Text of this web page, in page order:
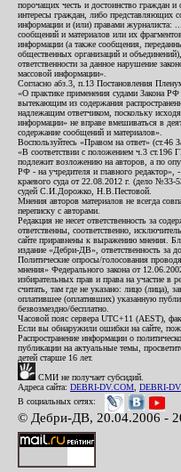
порочащих честь и достоинство граждан
интересы граждан, либо представляющих
информации и (или) правами журналиста:
сообщений и материалов или их
информации (а также сообщения,
общественных организаций и
ответственности за данное нарушение
массовой информации».
Согласно абз.3, п.13 Постановления
«О практике применения судами Закона
вытекающим из содержания
надлежащим ответчиком, поскольку
информации» не вправе вмешиваться в
содержание сообщений и материалов».
Воспользуйтесь «Правом на ответ»
«В соответствии с положением ч.3 ст.196
подлежит возложению на авторов, а по
РФ - на учредителя и главного редактор»,
краевого суда от 22.08.2012 г. (дело №33-
судей С.И.Дорожко, Н.В.Пестовой.
Мнения авторов материалов не всегда
переписку с авторами.
Редакция не несет ответственность за
ответственны, соответственно,
сайте приравнены к выражению мнения.
издание «Дебри-ДВ», ответственность за
Политические опросы/голосования
мнения» Федерального закона от
избирательных прав и права на участие в
считать, там где не указано: лицо (лица),
оплатившее (оплативших) указанную
безвозмездно/бесплатно.
Часовой пояс сервера UTC+11 (AEST),
Если вы обнаружили ошибки на сайте,
Распространение информации о
публикации на актуальные темы,
детей старше 16 лет.
СМИ не получает субсидий.
Адреса сайта: DEBRI-DV.COM DEBRI-
В социальных сетях:
© Дебри-ДВ, 20.04.2006 -